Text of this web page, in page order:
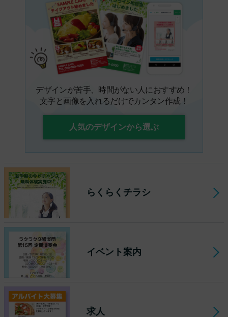
デザインが苦手、時間がない人におすすめ！
文字と画像を入れるだけでカンタン作成！
人気のデザインから選ぶ
らくらくチラシ
イベント案内
求人